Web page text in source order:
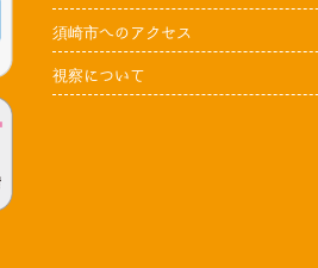
須崎市へのアクセス
視察について